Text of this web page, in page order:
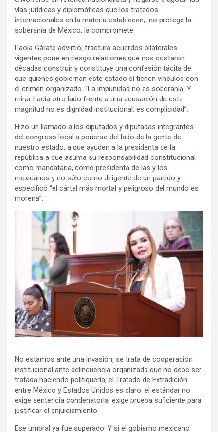
vías jurídicas y diplomáticas que los tratados
internacionales en la materia establecen, no protege la
soberanía de México: la compromete.
Paola Gárate advirtió, fractura acuerdos bilaterales
vigentes pone en riesgo relaciones que nos costaron
décadas construir y constituye una confesión tácita de
que quienes gobiernan este estado sí tienen vínculos con
el crimen organizado. “La impunidad no es soberanía. Y
mirar hacia otro lado frente a una acusación de esta
magnitud no es dignidad institucional: es complicidad”.
Hizo un llamado a los diputados y diputadas integrantes
del congreso local a ponerse del lado de la gente de
nuestro estado, a que ayuden a la presidenta de la
república a que asuma su responsabilidad constitucional
como mandataria, como presidenta de las y los
mexicanos y no sólo como dirigente de un partido y
especificó “el cártel más mortal y peligroso del mundo es
morena”.
No estamos ante una invasión, se trata de cooperación
institucional ante delincuencia organizada que no debe ser
tratada haciendo politiquería, el Tratado de Extradición
entre México y Estados Unidos es claro: el estándar no
exige sentencia condenatoria, exige prueba suficiente para
justificar el enjuiciamiento.
Ese umbral ya fue superado. Y si el gobierno mexicano